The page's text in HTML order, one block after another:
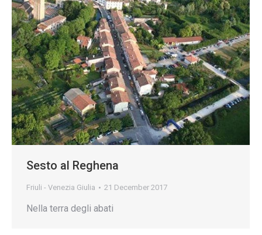
Sesto al Reghena
Friuli - Venezia Giulia 21 December 2017
Nella terra degli abati